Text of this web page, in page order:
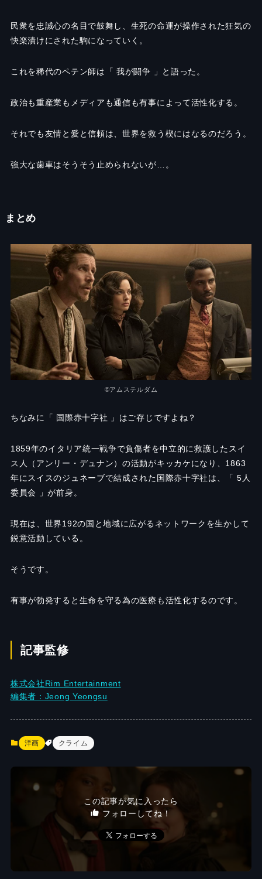
民衆を忠誠心の名目で鼓舞し、生死の命運が操作された狂気の
快楽漬けにされた駒になっていく。
これを稀代のペテン師は「 我が闘争 」と語った。
政治も重産業もメディアも通信も有事によって活性化する。
それでも友情と愛と信頼は、世界を救う楔にはなるのだろう。
強大な歯車はそうそう止められないが…。
まとめ
©︎アムステルダム
ちなみに「 国際赤十字社 」はご存じですよね？
1859年のイタリア統一戦争で負傷者を中立的に救護したスイ
ス人（アンリー・デュナン）の活動がキッカケになり、1863
年にスイスのジュネーブで結成された国際赤十字社は、「 5人
委員会 」が前身。
現在は、世界192の国と地域に広がるネットワークを生かして
鋭意活動している。
そうです。
有事が勃発すると生命を守る為の医療も活性化するのです。
記事監修
株式会社Rim Entertainment
編集者：Jeong Yeongsu
洋画 クライム
この記事が気に入ったら
フォローしてね！